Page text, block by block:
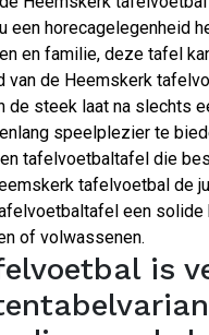
een horecagelegenheid
en familie, deze tafel
van de Heemskerk
steek laat na slechts
speelplezier te
tafelvoetbaltafel die
tafelvoetbal de
een
of volwassenen.
is